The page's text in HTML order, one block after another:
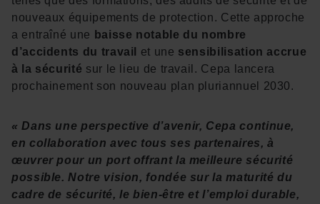
nouveaux équipements de protection. Cette approche
a entraîné une baisse notable du nombre
d’accidents du travail
et une sensibilisation accrue
à la sécurité sur le lieu de travail. Cepa lancera
prochainement son nouveau plan pluriannuel 2030.
« Dans une perspective d’avenir, Cepa continue,
en collaboration avec tous ses partenaires, à
œuvrer pour un port offrant la meilleure sécurité
possible. Notre vision, fondée sur la maturité du
cadre de sécurité, le bien-être et l’emploi durable,